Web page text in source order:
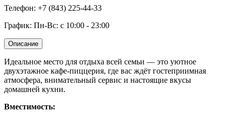
Телефон: +7 (843) 225-44-33
График: Пн-Вс: с 10:00 - 23:00
Описание
Идеальное место для отдыха всей семьи — это уютное
двухэтажное кафе-пиццерия, где вас ждёт гостеприимная
атмосфера, внимательный сервис и настоящие вкусы
домашней кухни.
Вместимость: